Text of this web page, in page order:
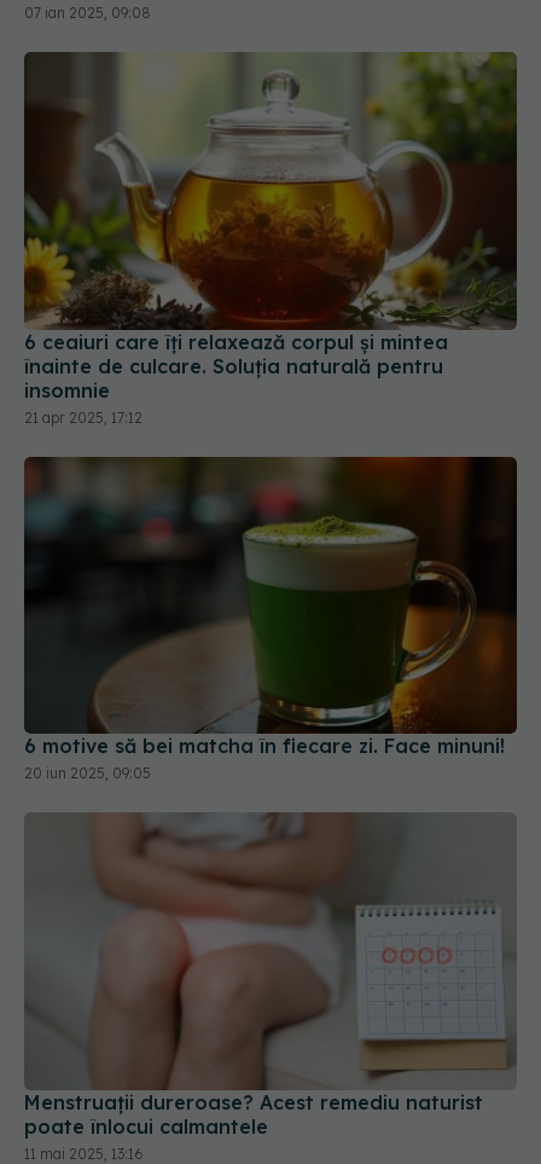
07 ian 2025, 09:08
6 ceaiuri care îți relaxează corpul și mintea
înainte de culcare. Soluția naturală pentru
insomnie
21 apr 2025, 17:12
6 motive să bei matcha în fiecare zi. Face minuni!
20 iun 2025, 09:05
Menstruații dureroase? Acest remediu naturist
poate înlocui calmantele
11 mai 2025, 13:16